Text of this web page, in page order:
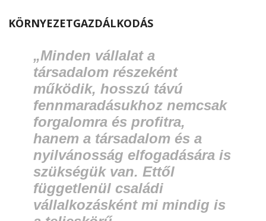
KÖRNYEZETGAZDÁLKODÁS
„Minden vállalat a
társadalom részeként
működik, hosszú távú
fennmaradásukhoz nemcsak
forgalomra és profitra,
hanem a társadalom és a
nyilvánosság elfogadására is
szükségük van. Ettől
függetlenül családi
vállalkozásként mi mindig is